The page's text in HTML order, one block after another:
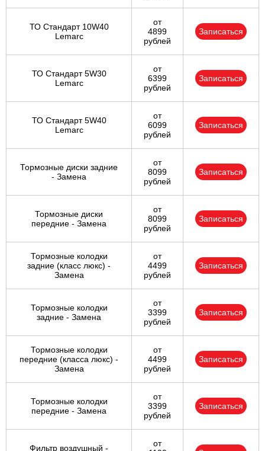
ТО Стандарт 10W40
Lemarc
от
4899
рублей
Записаться
ТО Стандарт 5W30
Lemarc
от
6399
рублей
Записаться
ТО Стандарт 5W40
Lemarc
от
6099
рублей
Записаться
Тормозные диски задние
- Замена
от
8099
рублей
Записаться
Тормозные диски
передние - Замена
от
8099
рублей
Записаться
Тормозные колодки
задние (класс люкс) -
Замена
от
4499
рублей
Записаться
Тормозные колодки
задние - Замена
от
3399
рублей
Записаться
Тормозные колодки
передние (класса люкс) -
Замена
от
4499
рублей
Записаться
Тормозные колодки
передние - Замена
от
3399
рублей
Записаться
Фильтр воздушный -
от